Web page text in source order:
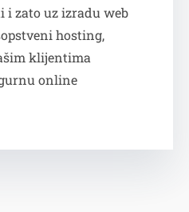
i zato uz izradu web
hosting,
klijentima
online